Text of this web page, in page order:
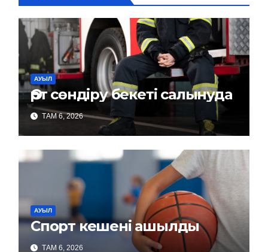
АУЫЛ
Өрт сөндіру бекеті салынуда
ТАМ 6, 2026
АУЫЛ
Спорт кешені ашылды
ТАМ 6, 2026